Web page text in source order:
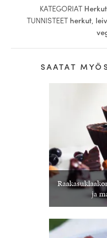
KATEGORIAT Herkut
TUNNISTEET herkut,
SAATAT
ja